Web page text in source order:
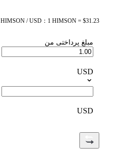
HIMSON / USD：1 HIMSON = $31.23
مبلغ پرداختی من
USD
USD